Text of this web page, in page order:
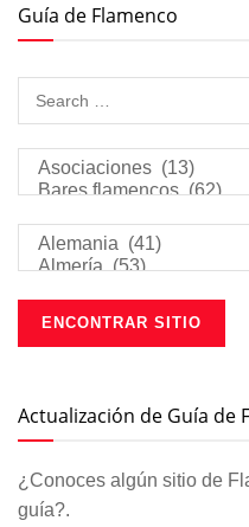
Guía de Flamenco
Actualización de Guía de
¿Conoces algún sitio de
guía?.